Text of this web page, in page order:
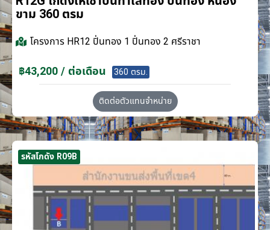
ขาม 360 ตรม
โครงการ HR12 ปิ่นทอง 1 ปิ่นทอง 2 ศรีราชา
฿43,200 / ต่อเดือน 360 ตรม.
ติดต่อตัวแทนจำหน่าย
รหัสโกดัง R09B